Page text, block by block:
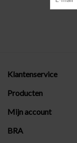
Klantenservice
Producten
Mijn account
BRA